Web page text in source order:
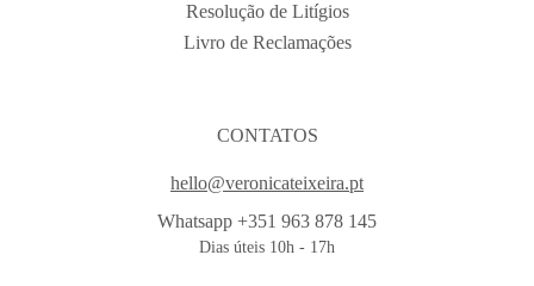
Resolução de Litígios
Livro de Reclamações
CONTATOS
Whatsapp +351 963 878 145
Dias úteis 10h - 17h
hello@veronicateixeira.pt